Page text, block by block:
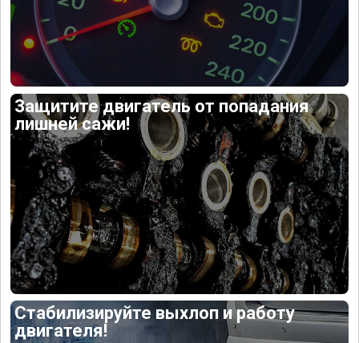
Защитите двигатель от попадания
лишней сажи!
Стабилизируйте выхлоп и работу
двигателя!